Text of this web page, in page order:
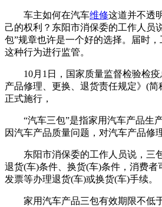
车主如何在汽车维修这道并不透
己的权利？东阳市消保委的工作人员
包”规章也许是一个好的选择。届时
这种行为进行监管。
10月1日，国家质量监督检验检疫
产品修理、更换、退货责任规定》(
正式施行，
“汽车三包”是指家用汽车产品生产
因汽车产品质量问题，对汽车产品修
东阳市消保委的工作人员说，三
退货(车)条件、换货(车)条件，消费者
发票等办理退货(车)或换货(车)手续。
家用汽车产品三包有效期限不低